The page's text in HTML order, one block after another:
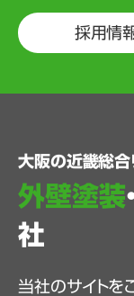
採用情
大阪の近畿総合
外壁塗装
社
当社のサイトを